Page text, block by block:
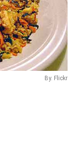
By. Flickr